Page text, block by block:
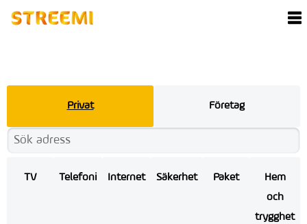
Privat Företag
TV Telefoni Internet Säkerhet Paket
Hem
och
trygghet